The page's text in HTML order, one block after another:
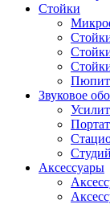
Стойки
Звуковое
Аксессуары